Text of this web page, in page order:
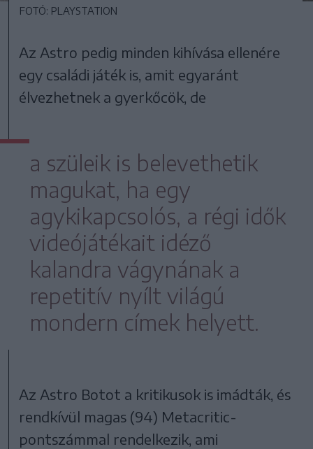
FOTÓ: PLAYSTATION
Az Astro pedig minden kihívása ellenére
egy családi játék is, amit egyaránt
élvezhetnek a gyerkőcök, de
a szüleik is belevethetik
magukat, ha egy
agykikapcsolós, a régi idők
videójátékait idéző
kalandra vágynának a
repetitív nyílt világú
mondern címek helyett.
Az Astro Botot a kritikusok is imádták, és
rendkívül magas (94) Metacritic-
pontszámmal rendelkezik, ami